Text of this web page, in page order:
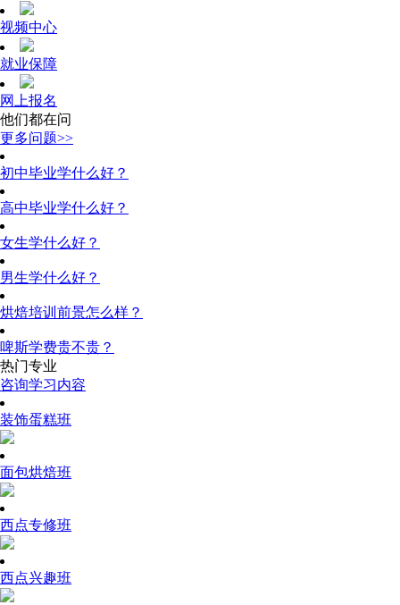
视频中心
就业保障
网上报名
他们都在问
更多问题>>
初中毕业学什么好？
高中毕业学什么好？
女生学什么好？
男生学什么好？
烘焙培训前景怎么样？
啤斯学费贵不贵？
热门专业
咨询学习内容
装饰蛋糕班
面包烘焙班
西点专修班
西点兴趣班